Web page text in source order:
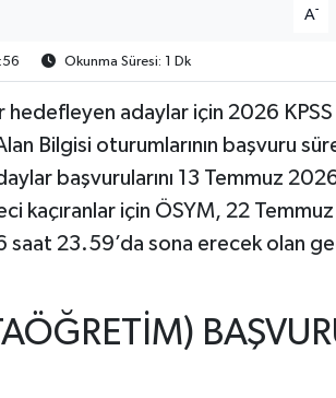
A-
Okunma Süresi: 1 Dk
hedefleyen adaylar için 2026 KPSS
Bilgisi oturumlarının başvuru
başvurularını 13 Temmuz
kaçıranlar için ÖSYM, 22
saat 23.59’da sona erecek olan